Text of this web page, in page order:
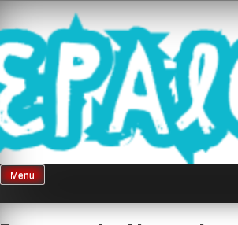
content
Mnepalghopa
Review Game
Terkini
Menu